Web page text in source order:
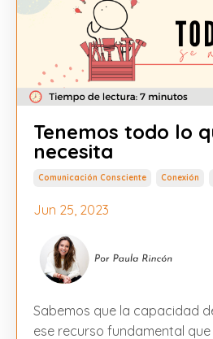
Tenemos todo lo
necesita
Comunicación Consciente Conexión
Jun 25, 2023
Sabemos que la capacidad
ese recurso fundamental